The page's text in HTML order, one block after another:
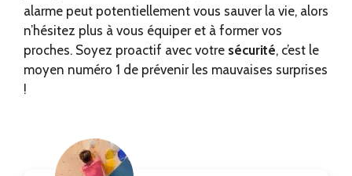
alarme peut potentiellement vous sauver la vie, alors
n’hésitez plus à vous équiper et à former vos
proches. Soyez proactif avec votre sécurité, c’est le
moyen numéro 1 de prévenir les mauvaises surprises
!